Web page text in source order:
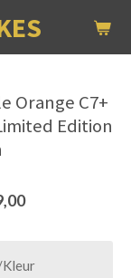
Orange C7+
Edition